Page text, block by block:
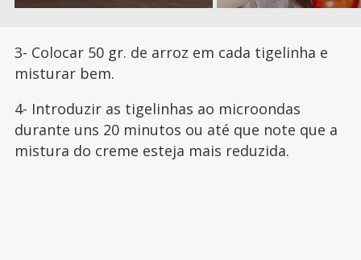
3- Colocar 50 gr. de arroz em cada tigelinha e
misturar bem.
4- Introduzir as tigelinhas ao microondas
durante uns 20 minutos ou até que note que a
mistura do creme esteja mais reduzida.